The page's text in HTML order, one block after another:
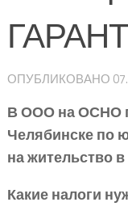
ГАРАНТ
ОПУБЛИКОВАНО
В ООО на ОСНО
Челябинске по
на жительство
Какие налоги